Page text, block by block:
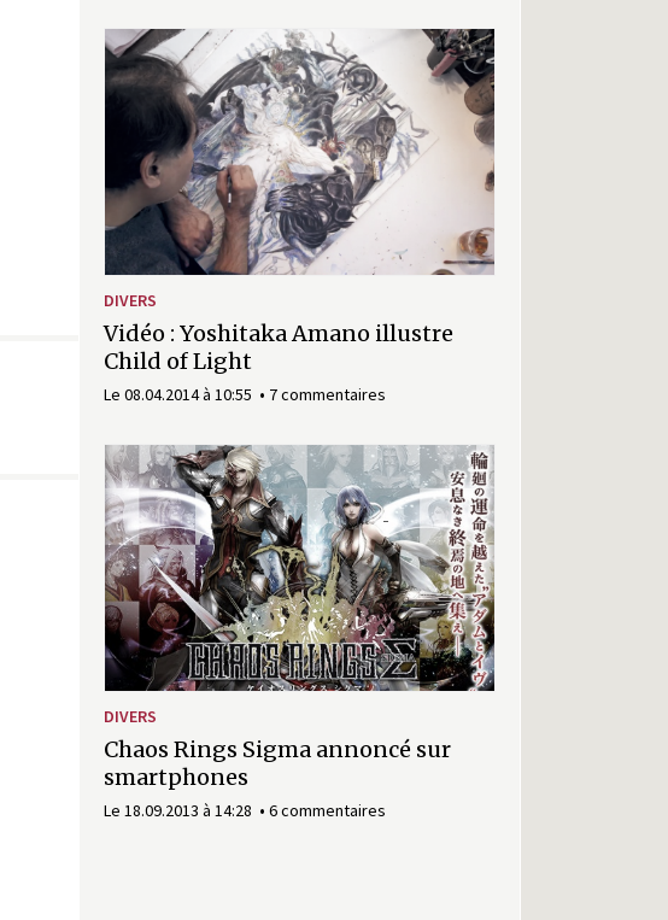
DIVERS
Vidéo : Yoshitaka Amano illustre
Child of Light
Le 08.04.2014 à 10:55 7 commentaires
DIVERS
Chaos Rings Sigma annoncé sur
smartphones
Le 18.09.2013 à 14:28 6 commentaires